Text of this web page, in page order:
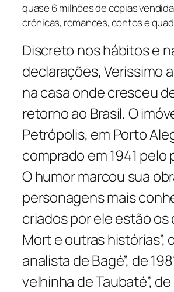
quase 6 milhões de cópias
crônicas, romances, contos e
Discreto nos hábitos e
declarações, Verissimo
na casa onde cresceu
retorno ao Brasil. O
Petrópolis, em Porto
comprado em 1941 pelo
O humor marcou sua
personagens mais
criados por ele estão os
Mort e outras histórias”,
analista de Bagé”, de
velhinha de Taubaté”, de